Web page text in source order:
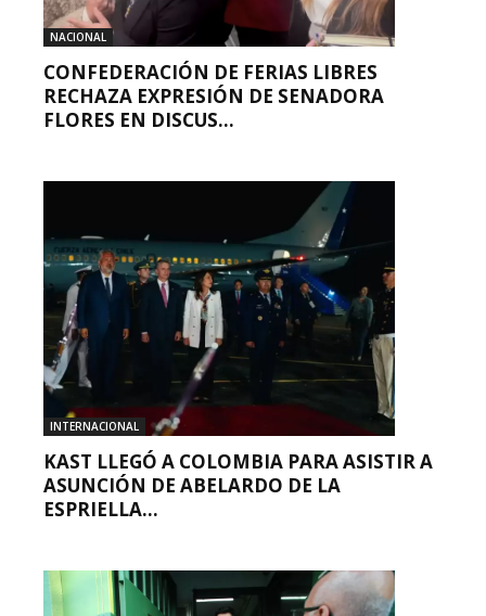
NACIONAL
CONFEDERACIÓN DE FERIAS LIBRES
RECHAZA EXPRESIÓN DE SENADORA
FLORES EN DISCUS...
INTERNACIONAL
KAST LLEGÓ A COLOMBIA PARA ASISTIR A
ASUNCIÓN DE ABELARDO DE LA
ESPRIELLA...